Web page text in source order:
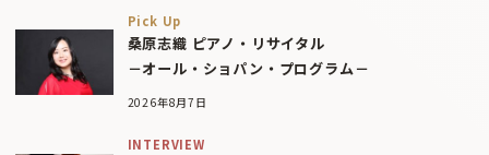
Pick Up
桑原志織 ピアノ・リサイタル
－オール・ショパン・プログラム－
2026年8月7日
INTERVIEW